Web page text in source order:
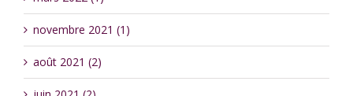
novembre 2021 (1)
août 2021 (2)